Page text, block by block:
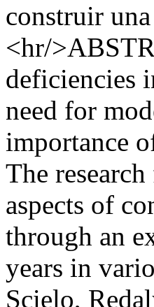
construir
<hr/
deficiencies
need for
importance
The
aspects of
through an
years in
Scielo,